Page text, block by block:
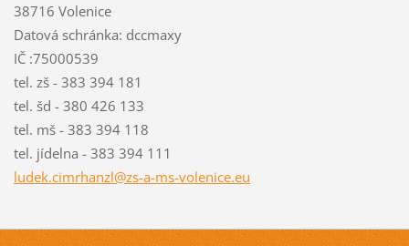
38716 Volenice
Datová schránka: dccmaxy
IČ :75000539
tel. zš - 383 394 181
tel. šd - 380 426 133
tel. mš - 383 394 118
tel. jídelna - 383 394 111
ludek.cimrhanzl@zs-a-ms-volenice.eu